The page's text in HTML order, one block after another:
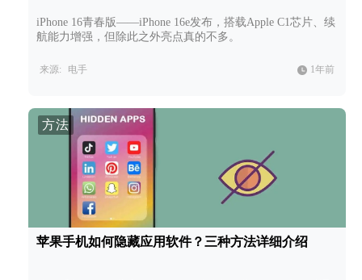
iPhone 16青春版——iPhone 16e发布，搭载Apple C1芯片、续
航能力增强，但除此之外亮点真的不多。
来源: 电手 1年前
方法
苹果手机如何隐藏应用软件？三种方法详细介绍